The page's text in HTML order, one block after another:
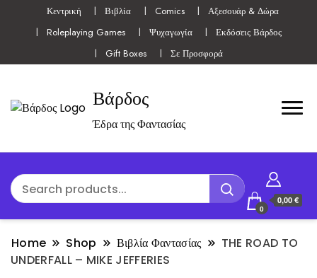
Κεντρική Βιβλία Comics
Αξεσουάρ & Δώρα
Roleplaying Games
Ψυχαγωγία
Εκδόσεις Βάρδος
Gift Boxes
Σε Προσφορά
Βάρδος
Έδρα της Φαντασίας
0
0,00 €
Home Shop Βιβλία Φαντασίας
THE ROAD TO
UNDERFALL – MIKE JEFFERIES